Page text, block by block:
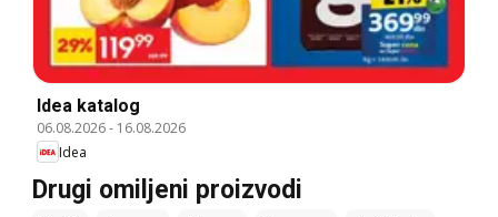
Idea katalog
06.08.2026- 16.08.2026
Idea
Drugi omiljeni proizvodi